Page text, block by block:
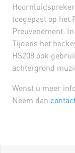
toegepast op het
Preuvenement.
Tijdens het
HS208 ook
achtergrond
Wenst u meer
Neem dan